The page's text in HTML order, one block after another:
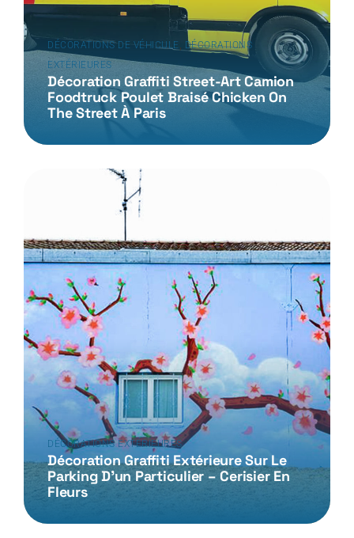
DÉCORATIONS DE VÉHICULE
DÉCORATIONS
EXTÉRIEURES
Décoration Graffiti Street-Art Camion
Foodtruck Poulet Braisé Chicken On
The Street À Paris
DÉCORATIONS EXTÉRIEURES
Décoration Graffiti Extérieure Sur Le
Parking D’un Particulier – Cerisier En
Fleurs